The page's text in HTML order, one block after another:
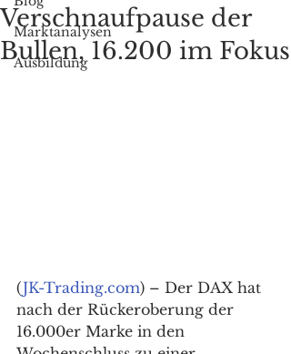
Marktanalysen
Ausbildung
Verschnaufpause der
Bullen, 16.200 im Fokus
(JK-Trading.com) – Der DAX hat
nach der Rückeroberung der
16.000er Marke in den